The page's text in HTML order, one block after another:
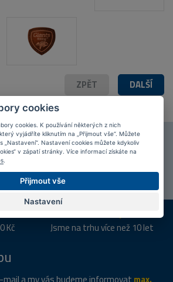
DALŠÍ
ZPĚT
fanouškůmna Facebooku!
PŘIPOJIT SE
Kč
KAMENNÉ PRODEJNY
Jsme na trhu více než 10 let
a my vás budeme informovat max.
cookies
cookies. K používání některých z nich
vyjádříte kliknutím na „Přijmout vše“. Můžete
„Nastavení“. Nastavení cookies můžete kdykoliv
v zápatí stránky. Více informací získáte na
Přijmout vše
Nastavení